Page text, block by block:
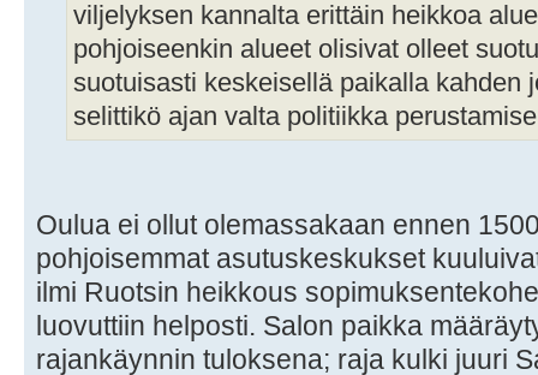
viljelyksen kannalta erittäin heikkoa
pohjoiseenkin alueet olisivat olleet
suotuisasti keskeisellä paikalla kahden
selittikö ajan valta politiikka
Oulua ei ollut olemassakaan ennen
pohjoisemmat asutuskeskukset
ilmi Ruotsin heikkous
luovuttiin helposti. Salon paikka
rajankäynnin tuloksena; raja kulki juuri